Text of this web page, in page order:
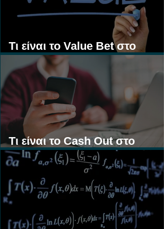
Τι είναι το Value Bet στο
Στοίχημα;
Τι είναι το Cash Out στο
Στοίχημα;